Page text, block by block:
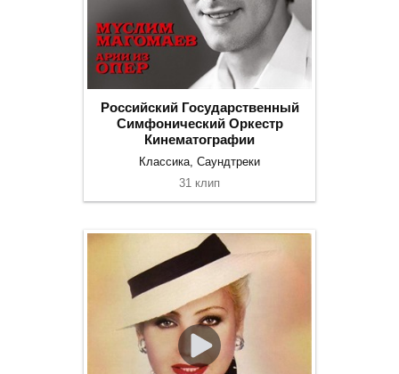
Российский Государственный
Симфонический Оркестр
Кинематографии
Классика, Саундтреки
31 клип